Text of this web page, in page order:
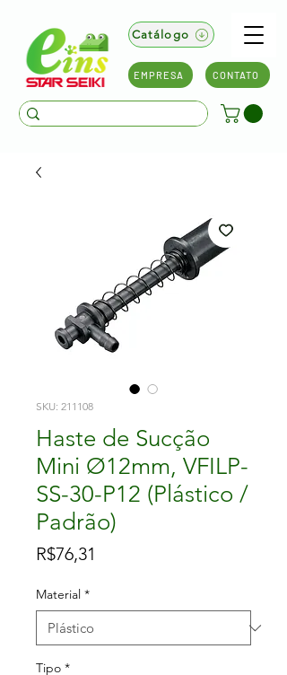
Catálogo
EMPRESA CONTATO
SKU: 211108
Haste de Sucção
Mini Ø12mm, VFILP-
SS-30-P12 (Plástico /
Padrão)
R$76,31
Material *
Tipo *